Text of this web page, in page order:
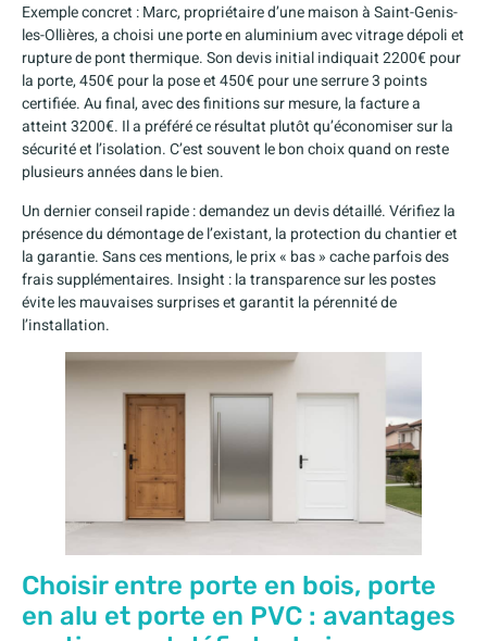
Exemple concret : Marc, propriétaire d’une maison à Saint-Genis-
les-Ollières, a choisi une porte en aluminium avec vitrage dépoli et
rupture de pont thermique. Son devis initial indiquait 2200€ pour
la porte, 450€ pour la pose et 450€ pour une serrure 3 points
certifiée. Au final, avec des finitions sur mesure, la facture a
atteint 3200€. Il a préféré ce résultat plutôt qu’économiser sur la
sécurité et l’isolation. C’est souvent le bon choix quand on reste
plusieurs années dans le bien.
Un dernier conseil rapide : demandez un devis détaillé. Vérifiez la
présence du démontage de l’existant, la protection du chantier et
la garantie. Sans ces mentions, le prix « bas » cache parfois des
frais supplémentaires. Insight : la transparence sur les postes
évite les mauvaises surprises et garantit la pérennité de
l’installation.
Choisir entre porte en bois, porte
en alu et porte en PVC : avantages